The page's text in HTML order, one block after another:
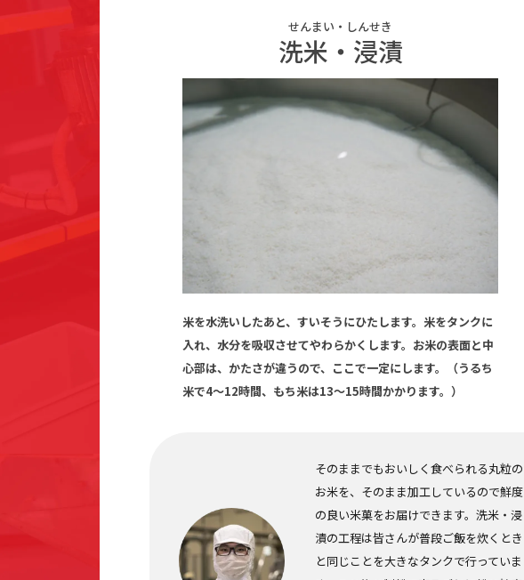
せんまい・しんせき
洗米・浸漬
米を水洗いしたあと、すいそうにひたします。米をタンクに
入れ、水分を吸収させてやわらかくします。お米の表面と中
心部は、かたさが違うので、ここで一定にします。（うるち
米で4～12時間、もち米は13～15時間かかります。）
そのままでもおいしく食べられる丸粒の
お米を、そのまま加工しているので鮮度
の良い米菓をお届けできます。洗米・浸
漬の工程は皆さんが普段ご飯を炊くとき
と同じことを大きなタンクで行っていま